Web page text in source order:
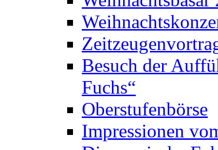
Besuch der
Fuchs“
Oberstufenbörse
Impressionen